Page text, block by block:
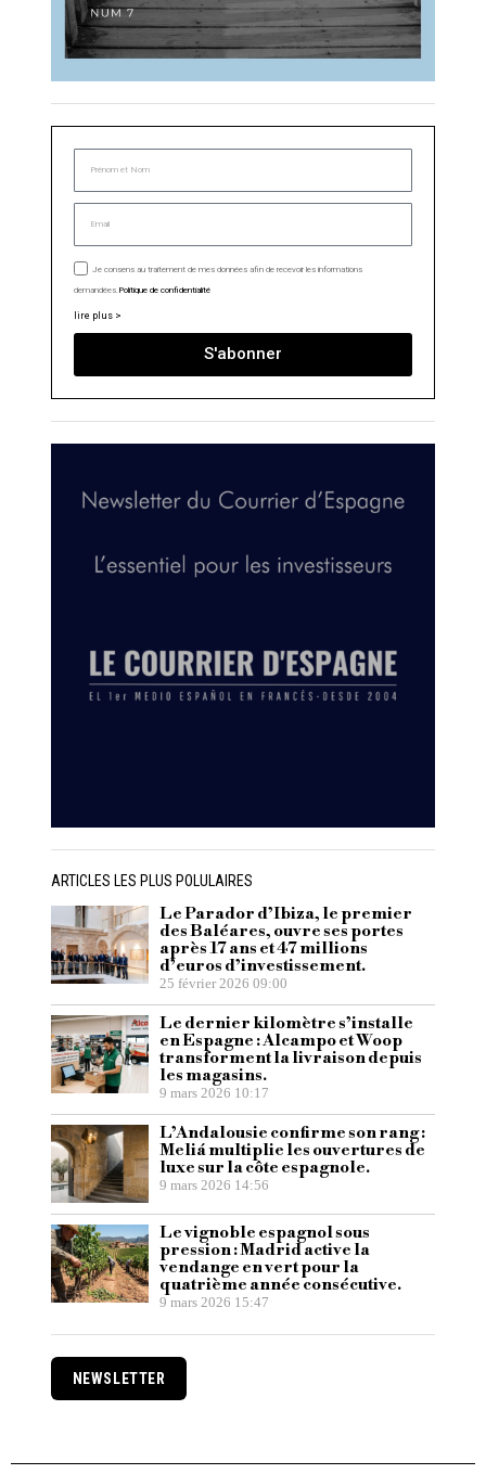
Je consens au traitement de mes données afin de recevoir les informations
demandées.Politique de confidentialité
lire plus >
S'abonner
ARTICLES LES PLUS POLULAIRES
Le Parador d’Ibiza, le premier
des Baléares, ouvre ses portes
après 17 ans et 47 millions
d’euros d’investissement.
25 février 2026 09:00
Le dernier kilomètre s’installe
en Espagne : Alcampo et Woop
transforment la livraison depuis
les magasins.
9 mars 2026 10:17
L’Andalousie confirme son rang :
Meliá multiplie les ouvertures de
luxe sur la côte espagnole.
9 mars 2026 14:56
Le vignoble espagnol sous
pression : Madrid active la
vendange en vert pour la
quatrième année consécutive.
9 mars 2026 15:47
NEWSLETTER